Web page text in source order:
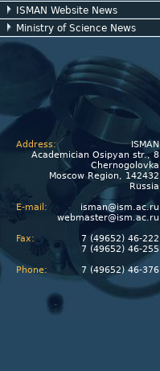
ISMAN Website News
Ministry of Science News
Address:
ISMAN
Academician Osipyan str., 8
Chernogolovka
Moscow Region, 142432
Russia
E-mail:
isman@ism.ac.ru
webmaster@ism.ac.ru
Fax:
7 (49652) 46-222
7 (49652) 46-255
Phone:
7 (49652) 46-376